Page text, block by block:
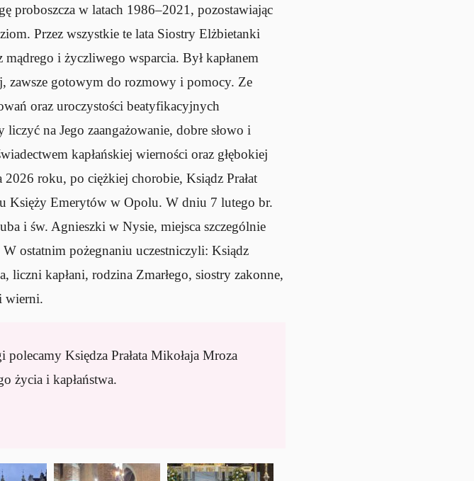
proboszcza w latach 1986–2021, pozostawiając
Przez wszystkie te lata Siostry Elżbietanki
i życzliwego wsparcia. Był kapłanem
zawsze gotowym do rozmowy i pomocy. Ze
oraz uroczystości beatyfikacyjnych
na Jego zaangażowanie, dobre słowo i
kapłańskiej wierności oraz głębokiej
roku, po ciężkiej chorobie, Ksiądz Prałat
Księży Emerytów w Opolu. W dniu 7 lutego br.
i św. Agnieszki w Nysie, miejsca szczególnie
W ostatnim pożegnaniu uczestniczyli: Ksiądz
liczni kapłani, rodzina Zmarłego, siostry zakonne,
wierni.
Księdza Prałata Mikołaja Mroza
życia i kapłaństwa.